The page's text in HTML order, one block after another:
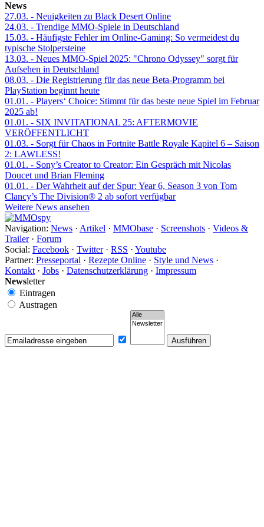
News
27.03. - Neuigkeiten zu Black Desert Online
24.03. - Trendige MMO-Spiele in Deutschland
15.03. - Häufigste Fehler im Online-Gaming: So vermeidest du
typische Stolpersteine
13.03. - Neues MMO-Spiel 2025: "Chrono Odyssey" sorgt für
Aufsehen in Deutschland
08.03. - Die Registrierung für das neue Beta-Programm bei
PlayStation beginnt heute
01.01. - Players‘ Choice: Stimmt für das beste neue Spiel im Februar
2025 ab!
01.01. - SIX INVITATIONAL 25: AFTERMOVIE
VERÖFFENTLICHT
01.03. - Sorgt für Chaos in Fortnite Battle Royale Kapitel 6 – Saison
2: LAWLESS!
01.01. - Sony’s Creator to Creator: Ein Gespräch mit Nicolas
Doucet und Brian Fleming
01.01. - Der Wahrheit auf der Spur: Year 6, Season 3 von Tom
Clancy’s The Division® 2 ab sofort verfügbar
Weitere News ansehen
Navigation: News · Artikel · MMObase · Screenshots · Videos &
Trailer· Forum
Social: Facebook · Twitter· RSS · Youtube
Partner: Presseportal · Rezepte Online · Style und News ·
Kontakt · Jobs · Datenschutzerklärung · Impressum
Newsletter
Eintragen
Austragen